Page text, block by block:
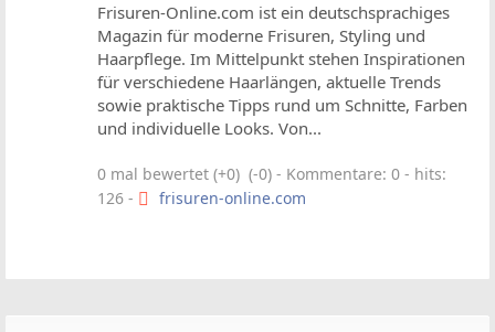
Frisuren-Online.com ist ein deutschsprachiges
Magazin für moderne Frisuren, Styling und
Haarpflege. Im Mittelpunkt stehen Inspirationen
für verschiedene Haarlängen, aktuelle Trends
sowie praktische Tipps rund um Schnitte, Farben
und individuelle Looks. Von...
0 mal bewertet (+0) (-0)- Kommentare: 0 - hits:
126 -
frisuren-online.com